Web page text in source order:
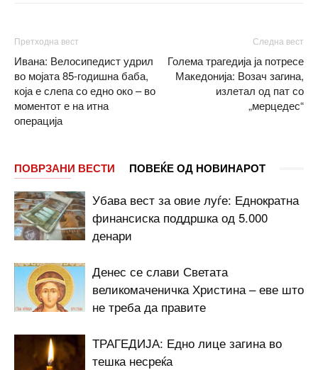
Претходна вест
Ивана: Велосипедист удрил
во мојата 85-годишна баба,
која е слепа со едно око – во
моментот е на итна
операција
Следна вест
Голема трагедија ја потресе
Македонија: Возач загина,
излетал од пат со
„мерцедес“
ПОВРЗАНИ ВЕСТИ ПОВЕЌЕ ОД НОВИНАРОТ
Убава вест за овие луѓе: Еднократна
финансиска поддршка од 5.000
денари
Денес се слави Светата
великомаченичка Христина – еве што
не треба да правите
ТРАГЕДИЈА: Едно лице загина во
тешка несреќа